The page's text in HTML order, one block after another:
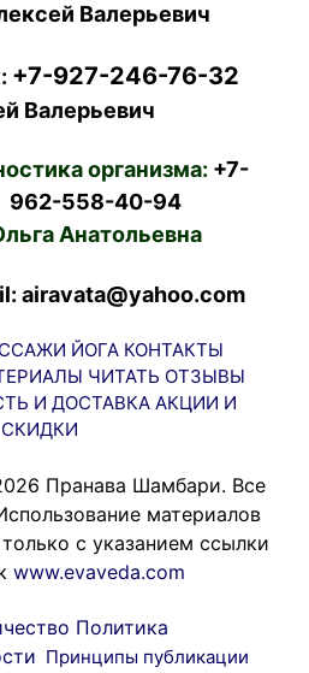
Валерьевич
+7-927-246-76-32
Валерьевич
организма: +7-
962-558-40-94
Анатольевна
airavata@yahoo.com
ЙОГА КОНТАКТЫ
ЧИТАТЬ ОТЗЫВЫ
И ДОСТАВКА АКЦИИ И
СКИДКИ
Пранава Шамбари. Все
материалов
с указанием ссылки
www.evaveda.com
Политика
Принципы публикации